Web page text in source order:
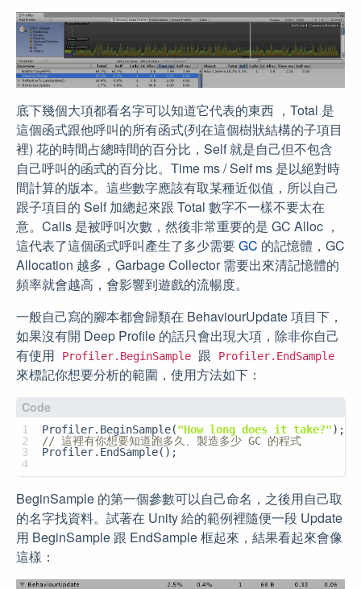
底下幾個大項都看名字可以知道它代表的東西 ，Total 是
這個函式跟他呼叫的所有函式(列在這個樹狀結構的子項目
裡) 花的時間占總時間的百分比，Self 就是自己但不包含
自己呼叫的函式的百分比。Time ms / Self ms 是以絕對時
間計算的版本。這些數字應該有取某種近似值，所以自己
跟子項目的 Self 加總起來跟 Total 數字不一樣不要太在
意。Calls 是被呼叫次數，然後非常重要的是 GC Alloc ，
這代表了這個函式呼叫產生了多少需要GC 的記憶體，GC
Allocation 越多，Garbage Collector 需要出來清記憶體的
頻率就會越高，會影響到遊戲的流暢度。
一般自己寫的腳本都會歸類在 BehaviourUpdate 項目下，
如果沒有開 Deep Profile 的話只會出現大項，除非你自己
有使用
Profiler.BeginSample 跟 Profiler.EndSample
來標記你想要分析的範圍，使用方法如下：
1
2
3
4
Profiler.BeginSample("How long does it take?");
// 這裡有你想要知道跑多久、製造多少 GC 的程式
Profiler.EndSample();
BeginSample 的第一個參數可以自己命名，之後用自己取
的名字找資料。試著在 Unity 給的範例裡隨便一段 Update
用 BeginSample 跟 EndSample 框起來，結果看起來會像
這樣：